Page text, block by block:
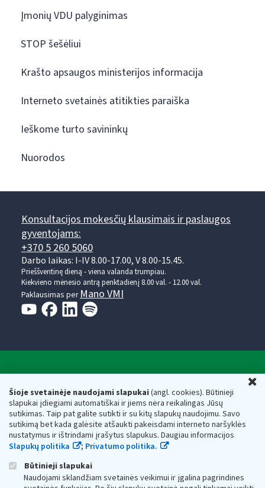
Šioje svetainėje naudojami slapukai(angl. cookies). Būtinieji
slapukai įdiegiami automatiškai ir jiems nėra reikalingas Jūsų
sutikimas. Taip pat galite sutikti ir su kitų slapukų naudojimu. Savo
sutikimą bet kada galėsite atšaukti pakeisdami interneto naršyklės
nustatymus ir ištrindami įrašytus slapukus. Daugiau informacijos
Slapukų politika
; Privatumo politika.
Būtinieji slapukai
Naudojami sklandžiam svetainės veikimui ir įgalina pagrindines
Įmonių VDU palyginimas
STOP šešėliui
Krašto apsaugos ministerijos informacija
Interneto svetainės atitikties paraiška
Ieškome turto savininkų
Nuorodos
Konsultacijos mokesčių klausimais ir paslaugos
gyventojams:
+370 5 260 5060
Darbo laikas: I-IV 8.00-17.00, V 8.00-15.45.
Prieššventinę dieną - viena valanda trumpiau.
Kiekvieno mėnesio antrą penktadienį 8.00 val. - 12.00 val.
Paklausimas per Mano VMI
Respublikos finansų ministerijos
Biudžetinė įstaiga. Juridinio asmens kodas — 188659752,
adresas: Vasario 16-osios g. 14, 01107 Vilnius, Lietuva, el.paštas:
vmi@vmi.lt, E. pristatymo dėžutės adresas 188659752
Duomenys apie Valstybinę mokesčių inspekciją prie Lietuvos
Respublikos finansų ministerijos kaupiami ir saugomi Juridinių